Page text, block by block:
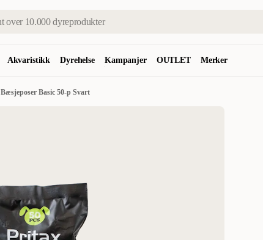
Akvaristikk Dyrehelse Kampanjer OUTLET Merker
Bæsjeposer Basic 50-p Svart